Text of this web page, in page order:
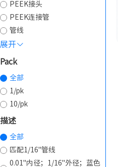
PEEK接头
PEEK连接管
管线
展开
Pack
全部
1/pk
10/pk
描述
全部
匹配1/16"管线
0.01''内径；1/16''外径；蓝色